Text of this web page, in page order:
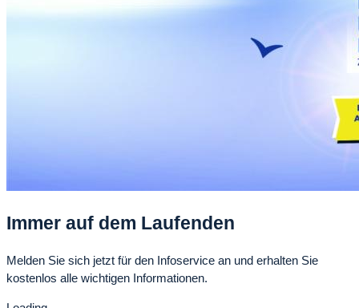
Immer auf dem Laufenden
Melden Sie sich jetzt für den Infoservice an und erhalten Sie
kostenlos alle wichtigen Informationen.